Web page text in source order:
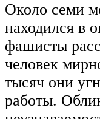
Около семи
находился в
фашисты
человек
тысяч они
работы.